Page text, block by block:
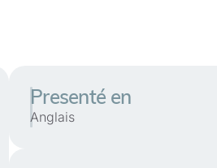
Presenté en
Anglais